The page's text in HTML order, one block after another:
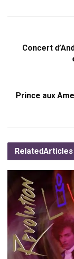
Concert
Prince aux
RelatedArticles